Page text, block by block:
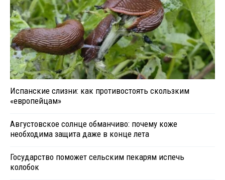
Испанские слизни: как противостоять скользким
«европейцам»
Августовское солнце обманчиво: почему коже
необходима защита даже в конце лета
Государство поможет сельским пекарям испечь
колобок